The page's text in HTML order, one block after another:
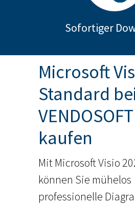
Sofortiger
Microsoft
Standard
VENDOSOFT
kaufen
Mit Microsoft Visio
können Sie mühelos
professionelle